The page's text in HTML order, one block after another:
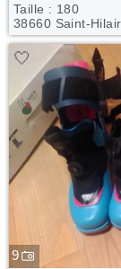
Taille : 180
38660 Saint-
🤍
9